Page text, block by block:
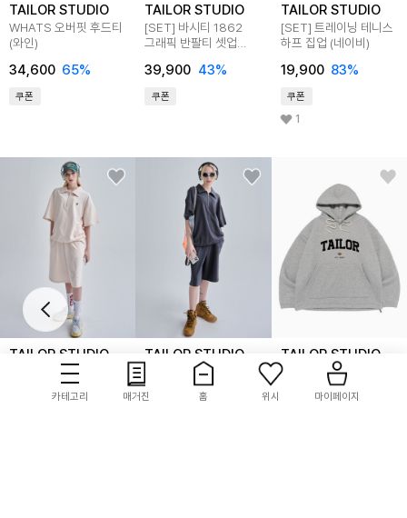
TAILOR STUDIO
WHATS 오버핏 후드티
(와인)
34,600 65%
쿠폰
TAILOR STUDIO
[SET] 바시티 1862
그래픽 반팔티 셋업
39,900 43%
쿠폰
TAILOR STUDIO
[SET] 트레이닝 테니스
하프 집업 (네이비)
19,900 83%
쿠폰
1
TAILOR STUDIO
[SET] 트레이닝 테니스
하프 집업 (아이보리)
TAILOR STUDIO
[SET] 트레이닝 테니스
하프 집업 (차콜)
TAILOR STUDIO
[기모/NO기모] 볼드
심볼 로고 스트링 후드
(그레이)
카테고리 매거진 홈 위시 마이페이지